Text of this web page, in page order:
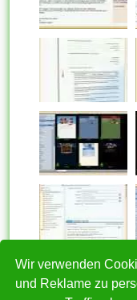
Wir verwenden
und Reklame zu
HOME |Über mich|
Copyright